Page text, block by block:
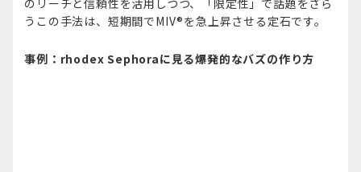
うこの手法は、短期間でMIV®を急上昇させる定石です。
事例：rhodex Sephoraに見る爆発的なバズの作り方